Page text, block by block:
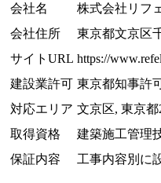
会社名
株式会社リフ
会社住所
東京都文京区
サイトURL https://
建設業許可 東京都知事許
対応エリア 文京区, 東京都
取得資格
建築施工管理
保証内容
工事内容別に